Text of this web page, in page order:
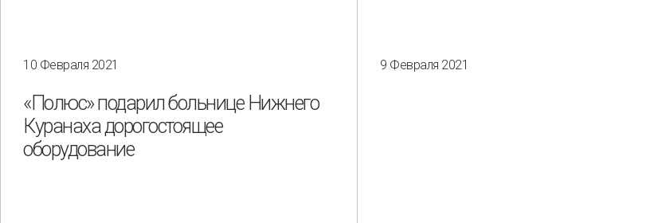
10 Февраля 2021
«Полюс» подарил больнице Нижнего
Куранаха дорогостоящее
оборудование
9 Февраля 2021